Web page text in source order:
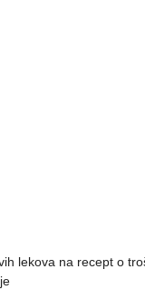
lekova na recept o